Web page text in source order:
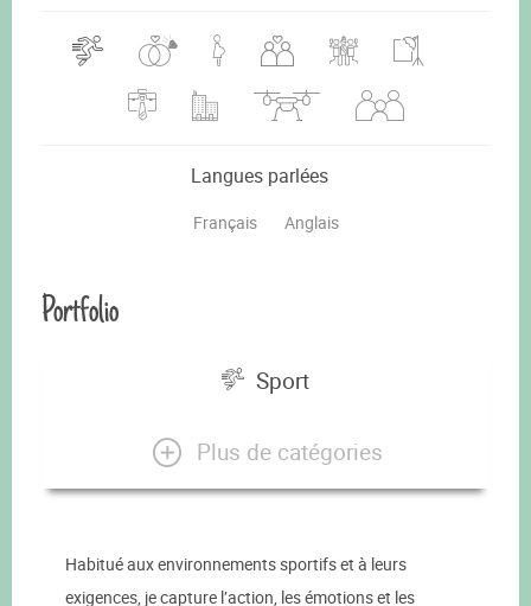
Langues parlées
Français Anglais
Portfolio
Sport
Plus de catégories
Habitué aux environnements sportifs et à leurs
exigences, je capture l’action, les émotions et les